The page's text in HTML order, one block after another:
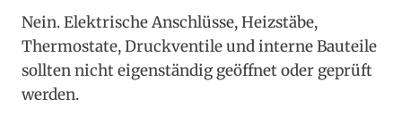
Nein. Elektrische Anschlüsse, Heizstäbe,
Thermostate, Druckventile und interne Bauteile
sollten nicht eigenständig geöffnet oder geprüft
werden.